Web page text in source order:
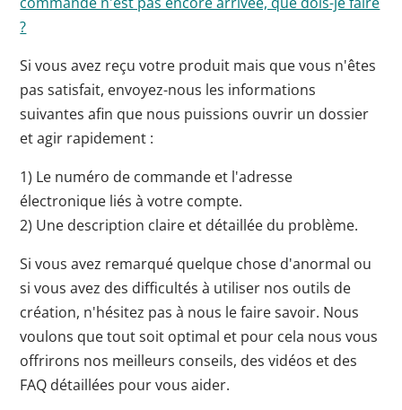
?
Si vous avez reçu votre produit mais que vous n'êtes
pas satisfait, envoyez-nous les informations
suivantes afin que nous puissions ouvrir un dossier
et agir rapidement :
1) Le numéro de commande et l'adresse
électronique liés à votre compte.
2) Une description claire et détaillée du problème.
Si vous avez remarqué quelque chose d'anormal ou
si vous avez des difficultés à utiliser nos outils de
création, n'hésitez pas à nous le faire savoir. Nous
voulons que tout soit optimal et pour cela nous vous
offrirons nos meilleurs conseils, des vidéos et des
FAQ détaillées pour vous aider.